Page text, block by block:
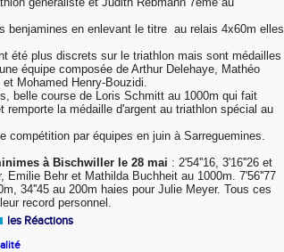
benjamines en enlevant le titre au relais 4x60m elles
été plus discrets sur le triathlon mais sont médailles
équipe composée de Arthur Delehaye, Mathéo
et Mohamed Henry-Bouzidi.
belle course de Loris Schmitt au 1000m qui fait
remporte la médaille d'argent au triathlon spécial au
compétition par équipes en juin à Sarreguemines.
à Bischwiller le 28 mai : 2'54''16, 3'16''26 et
Emilie Behr et Mathilda Buchheit au 1000m. 7'56''77
34''45 au 200m haies pour Julie Meyer. Tous ces
record personnel.
les Réactions